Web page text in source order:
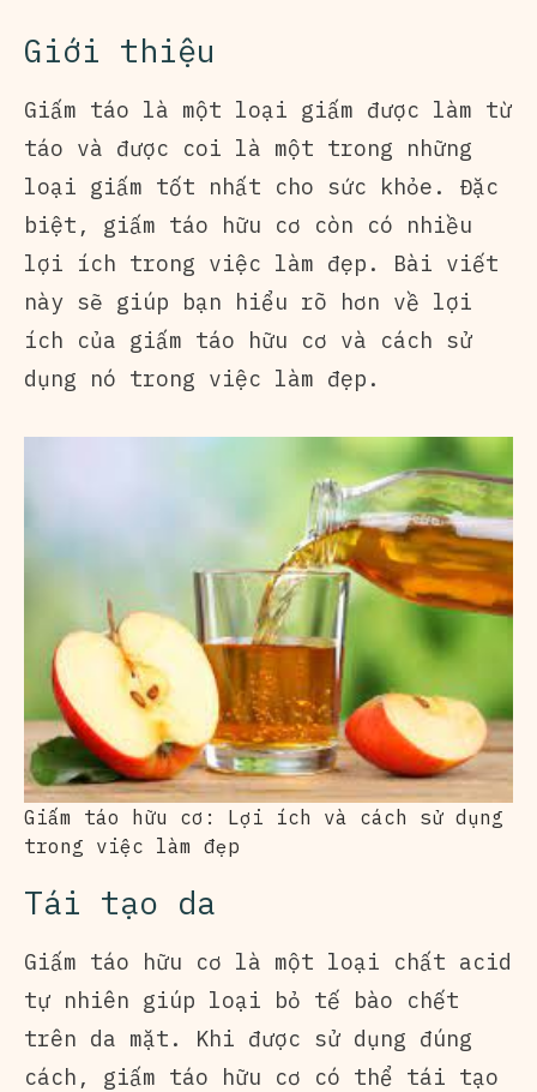
Giới thiệu
Giấm táo là một loại giấm được làm từ
táo và được coi là một trong những
loại giấm tốt nhất cho sức khỏe. Đặc
biệt, giấm táo hữu cơ còn có nhiều
lợi ích trong việc làm đẹp. Bài viết
này sẽ giúp bạn hiểu rõ hơn về lợi
ích của giấm táo hữu cơ và cách sử
dụng nó trong việc làm đẹp.
Giấm táo hữu cơ: Lợi ích và cách sử dụng
trong việc làm đẹp
Tái tạo da
Giấm táo hữu cơ là một loại chất acid
tự nhiên giúp loại bỏ tế bào chết
trên da mặt. Khi được sử dụng đúng
cách, giấm táo hữu cơ có thể tái tạo